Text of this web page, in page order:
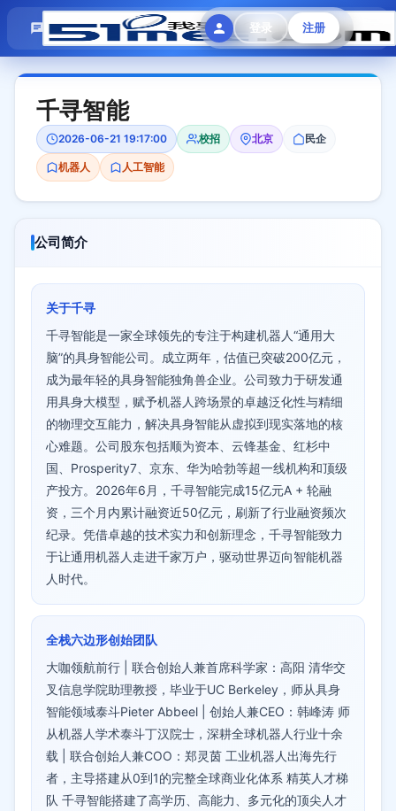
登录 注册
模拟面试 题目大全 招聘中心 会员专区
千寻智能
2026-06-21 19:17:00 校招 北京 民企
机器人 人工智能
公司简介
关于千寻
千寻智能是一家全球领先的专注于构建机器人“通用大
脑”的具身智能公司。成立两年，估值已突破200亿元，
成为最年轻的具身智能独角兽企业。公司致力于研发通
用具身大模型，赋予机器人跨场景的卓越泛化性与精细
的物理交互能力，解决具身智能从虚拟到现实落地的核
心难题。公司股东包括顺为资本、云锋基金、红杉中
国、Prosperity7、京东、华为哈勃等超一线机构和顶级
产投方。2026年6月，千寻智能完成15亿元A + 轮融
资，三个月内累计融资近50亿元，刷新了行业融资频次
纪录。凭借卓越的技术实力和创新理念，千寻智能致力
于让通用机器人走进千家万户，驱动世界迈向智能机器
人时代。
全栈六边形创始团队
大咖领航前行 | 联合创始人兼首席科学家：高阳 清华交
叉信息学院助理教授，毕业于UC Berkeley，师从具身
智能领域泰斗Pieter Abbeel | 创始人兼CEO：韩峰涛 师
从机器人学术泰斗丁汉院士，深耕全球机器人行业十余
载 | 联合创始人兼COO：郑灵茵 工业机器人出海先行
者，主导搭建从0到1的完整全球商业化体系 精英人才梯
队 千寻智能搭建了高学历、高能力、多元化的顶尖人才